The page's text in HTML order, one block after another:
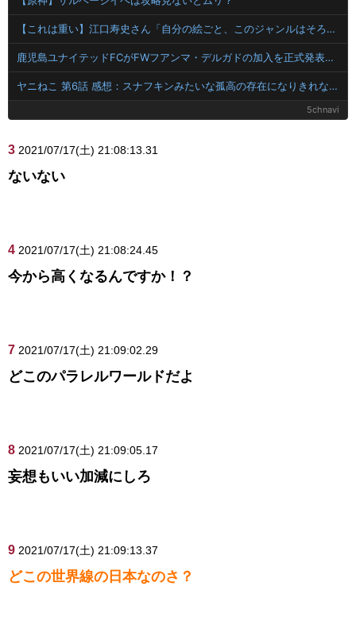
【これは重い】江口寿史さん「自分の絵ごと、このジャンルはそろそろ終わりかな」
鹿児島ユナイテッドFCがFWフアンマ・デルガドの加入を正式発表 「皆さんに最高の喜びを届けられるよう頑張ります！」
ヤニねこ 第6話 感想：スナフキンみたいな孤高の存在になりきれないペンペンねこ！
5chnavi
3 2021/07/17(土) 21:08:13.31
ないない
4 2021/07/17(土) 21:08:24.45
今から高くなるんですか！？
7 2021/07/17(土) 21:09:02.29
どこのパラレルワールドだよ
8 2021/07/17(土) 21:09:05.17
妄想もいい加減にしろ
9 2021/07/17(土) 21:09:13.37
どこの世界線の日本なのさ？